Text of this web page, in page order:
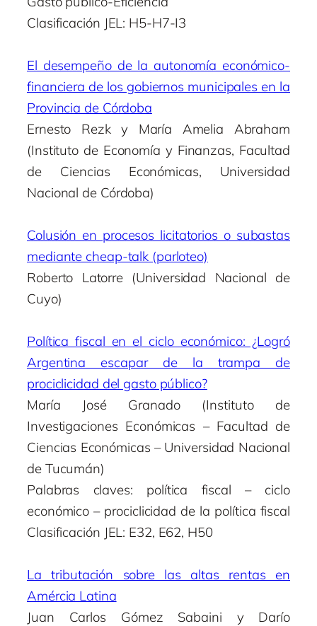
Clasificación JEL: H5-H7-I3
El desempeño de la autonomía económico-
financiera de los gobiernos municipales en la
Provincia de Córdoba
Ernesto Rezk y María Amelia Abraham
(Instituto de Economía y Finanzas, Facultad
de Ciencias Económicas, Universidad
Nacional de Córdoba)
Colusión en procesos licitatorios o subastas
mediante cheap-talk (parloteo)
Roberto Latorre (Universidad Nacional de
Cuyo)
Política fiscal en el ciclo económico: ¿Logró
Argentina escapar de la trampa de
prociclicidad del gasto público?
María José Granado (Instituto de
Investigaciones Económicas – Facultad de
Ciencias Económicas – Universidad Nacional
de Tucumán)
Palabras claves: política fiscal – ciclo
económico – prociclicidad de la política fiscal
Clasificación JEL: E32, E62, H50
La tributación sobre las altas rentas en
Amércia Latina
Juan Carlos Gómez Sabaini y Darío